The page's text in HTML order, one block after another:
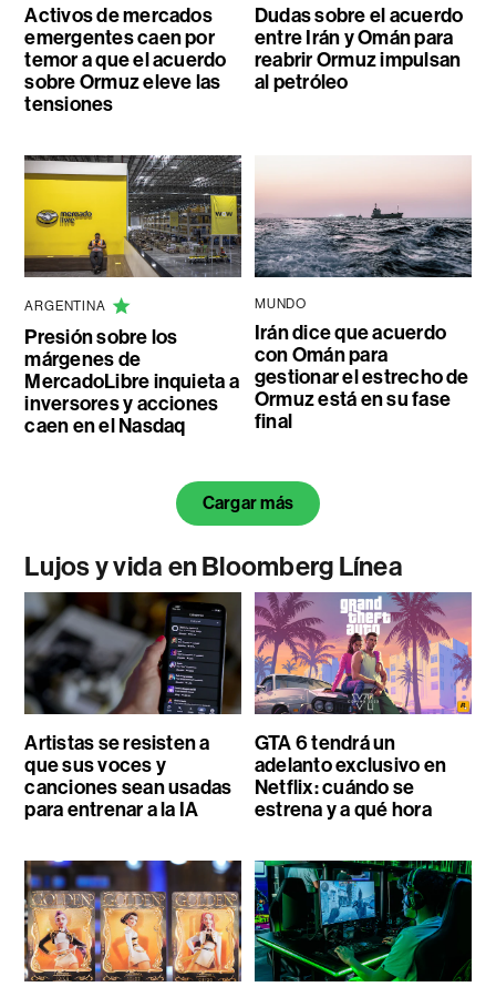
Activos de mercados
emergentes caen por
temor a que el acuerdo
sobre Ormuz eleve las
tensiones
Dudas sobre el acuerdo
entre Irán y Omán para
reabrir Ormuz impulsan
al petróleo
ARGENTINA
Presión sobre los
márgenes de
MercadoLibre inquieta a
inversores y acciones
caen en el Nasdaq
MUNDO
Irán dice que acuerdo
con Omán para
gestionar el estrecho de
Ormuz está en su fase
final
Cargar más
Lujos y vida en Bloomberg Línea
Artistas se resisten a
que sus voces y
canciones sean usadas
para entrenar a la IA
GTA 6 tendrá un
adelanto exclusivo en
Netflix: cuándo se
estrena y a qué hora